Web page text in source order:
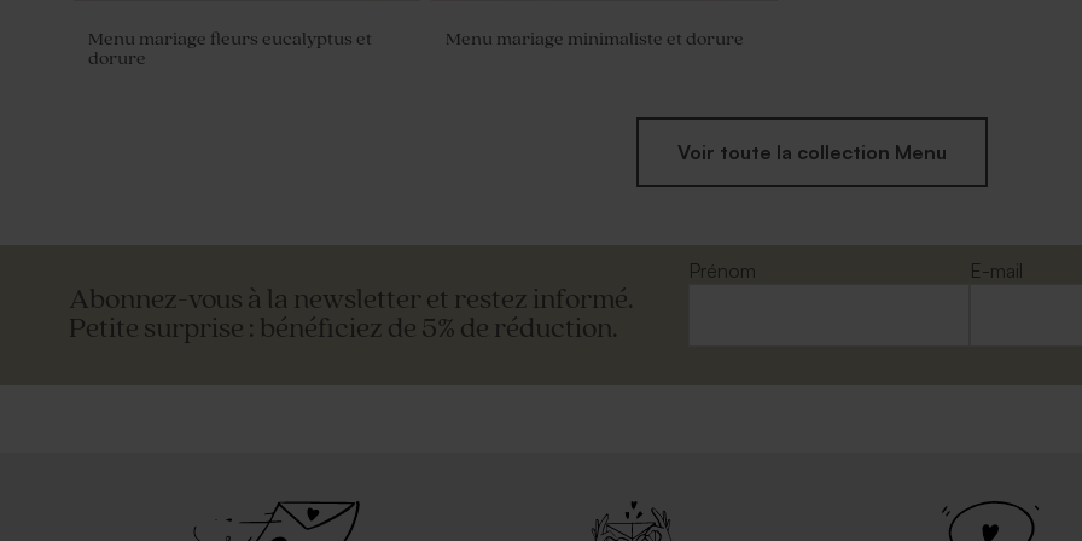
Menu mariage fleurs eucalyptus et
dorure
Menu mariage minimaliste et dorure
Voir toute la collection Menu
Abonnez-vous à la newsletter et restez informé.
Petite surprise : bénéficiez de 5% de réduction.
Prénom
E-mail